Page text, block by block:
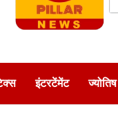
इंटरटेंमेंट ज्योतिष